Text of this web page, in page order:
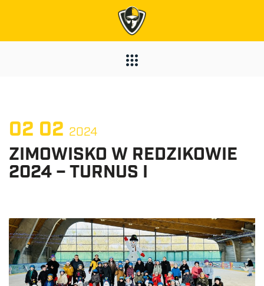
02 02 2024
ZIMOWISKO W REDZIKOWIE
2024 – TURNUS I